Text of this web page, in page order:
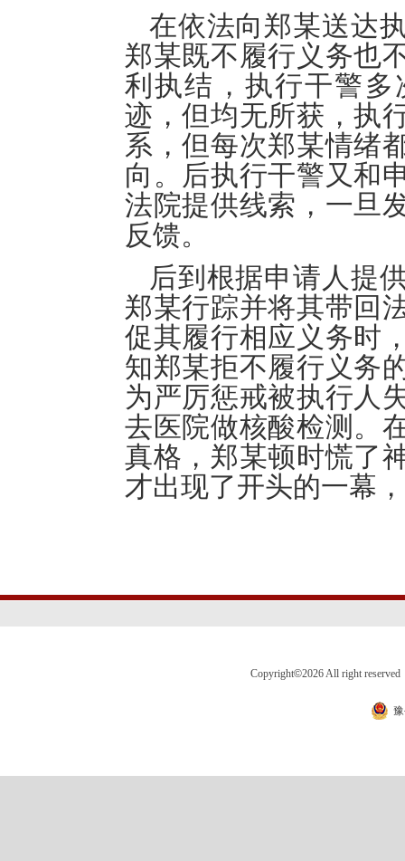
在依法向郑某送达
郑某既不履行义务也
利执结，执行干警
迹，但均无所获，执
系，但每次郑某情绪
向。后执行干警又和
法院提供线索，一旦
反馈。
后到根据申请人提
郑某行踪并将其带回
促其履行相应义务时
知郑某拒不履行义务
为严厉惩戒被执行人
去医院做核酸检测。
真格，郑某顿时慌了
才出现了开头的一幕
Copyright©2026 All right